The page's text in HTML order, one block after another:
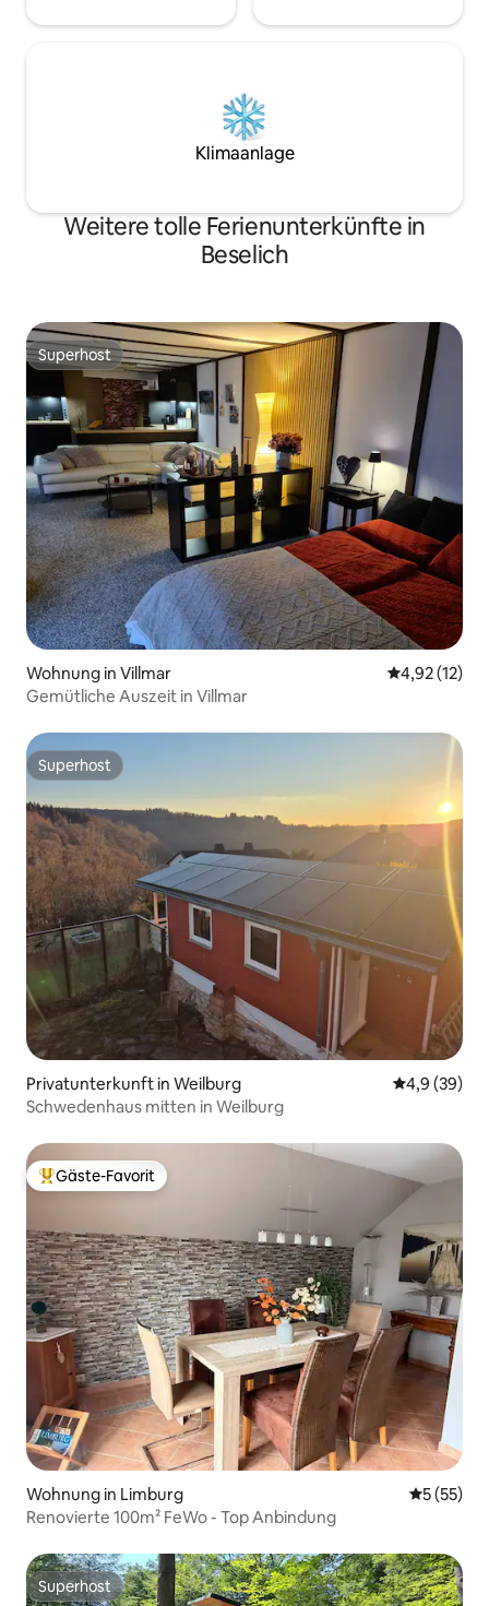
Klimaanlage
Weitere tolle Ferienunterkünfte in
Beselich
Superhost
Superhost
Wohnung in Villmar
4,92 (12)
Gemütliche Auszeit in Villmar
Superhost
Superhost
Privatunterkunft in Weilburg
4,9 (39)
Schwedenhaus mitten in Weilburg
Beliebter Gäste-Favorit.
Gäste-Favorit
Wohnung in Limburg
5 (55)
Renovierte 100m² FeWo - Top Anbindung
Superhost
Superhost